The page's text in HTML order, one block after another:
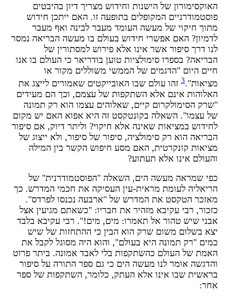
של הישנות וחידוש מצריך דיון בהיבטים
המקופלים בתופעה זו. האם ייתכן חידוש
חיקוי של מעשה העומד מעבר לבינה ואף מעבר
האם אפשרי חידוש בעולם בו מעשה הבריאה נמסר
דרך סיפור אשר אינו אלא פירוש למסתורין של
בספרו סימולציות טוען בודריאר כי העולם בו אנו
היום "הדגמים של הממשי משוללים מקור או
3זהו עולם שבו האובייקטים שאמורים לייצג את
אינם אלא השתקפות של עצמם, וכך הם מעידים
הסימולקרום קיים, שאלוהים עצמו הוא רק תמונה
עצמו". השאלה בקונטקסט זה היא אפוא האם יש מקום
במציאות שאינה אלא חיקוי? וליתר דיוק, אם סיפור
הוא רק סימולציה, סיפור של סיפור, ולא ייצוג של
קונקרטית, האם מסע חיפוש הקשר בין המילה
אינו אלא תעתוע?
שמראה מעשה הים, השאלה "הפוסטמודרנית" של
לעומת מראית-עין העסיקה את חכמי המדרש. כך
הטקסט את המדרש של "ארבעה נכנסו לפרדס".
רבי עקיבא מזהיר את חבריו: "כשאתם מגיעין אצל
שיש טהור אל תאמרו: מים, מים!". רבי עקיבא בלבד
בשלום משום שרק הוא הבין כי ההתחזות של שיש
"רק תמונה היא בעולם", והוא היה מסוגל לקבל את
של העולם כהשתקפות בלי לאבד אמונה. ביתר פרוט
אומר לנו מעשה הים כי גם ספר התורה על סיפור
שבו אינו אלא העתק, כלומר, השתקפות של ספר